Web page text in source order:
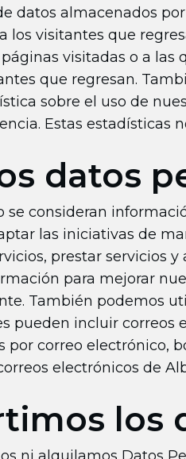
datos almacenados
visitantes que
visitadas o a
que regresan.
sobre el uso de
Estas estadísticas
datos
se consideran
las iniciativas de
prestar servicios
para mejorar
También podemos
pueden incluir
por correo electrónico,
electrónicos de
los